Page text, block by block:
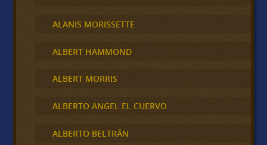
ALANIS MORISSETTE
ALBERT HAMMOND
ALBERT MORRIS
ALBERTO ANGEL EL CUERVO
ALBERTO BELTRÁN